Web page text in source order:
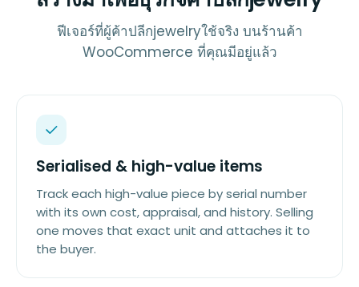
ฟีเจอร์ที่ผู้ค้าปลีกjewelryใช้จริง บนร้านค้า
WooCommerce ที่คุณมีอยู่แล้ว
Serialised & high-value items
Track each high-value piece by serial number
with its own cost, appraisal, and history. Selling
one moves that exact unit and attaches it to
the buyer.